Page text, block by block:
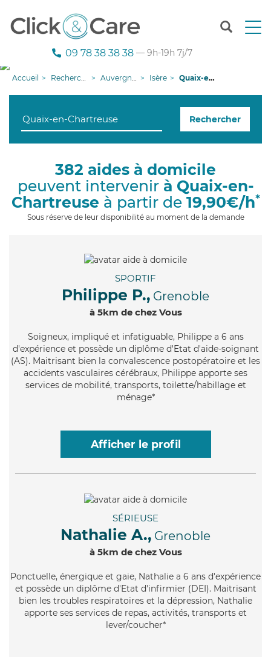
T
n
g
i
o
n
09 78 38 38 38 — 9h-19h 7j/7
Accueil Recherche aide à domicile Auvergne-Rhône-Alpes Isère Quaix-en-Chartreuse
Rechercher
382 aides à domicile
peuvent intervenir à Quaix-en-
Chartreuse à partir de 19,90€/h*
Sous réserve de leur disponibilité au moment de la demande
SPORTIF
Philippe P., Grenoble
à 5km de chez Vous
Soigneux, impliqué et infatiguable, Philippe a 6 ans
d'expérience et possède un diplôme d'Etat d'aide-soignant
(AS). Maitrisant bien la convalescence postopératoire et les
accidents vasculaires cérébraux, Philippe apporte ses
services de mobilité, transports, toilette/habillage et
ménage*
Afficher le profil
SÉRIEUSE
Nathalie A., Grenoble
à 5km de chez Vous
Ponctuelle, énergique et gaie, Nathalie a 6 ans d'expérience
et possède un diplôme d'Etat d'infirmier (DEI). Maitrisant
bien les troubles respiratoires et la dépression, Nathalie
apporte ses services de repas, activités, transports et
lever/coucher*